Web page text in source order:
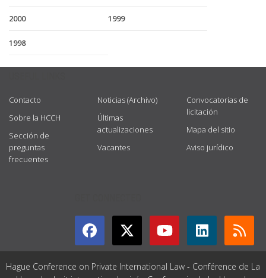
2000 1999
1998
Contacto
Sobre la HCCH
Sección de
preguntas
frecuentes
Noticias (Archivo)
Últimas
actualizaciones
Vacantes
Convocatorias de
licitación
Mapa del sitio
Aviso jurídico
Hague Conference on Private International Law - Conférence de La